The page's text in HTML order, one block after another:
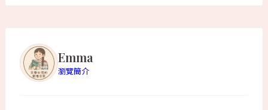
Emma
瀏覽簡介